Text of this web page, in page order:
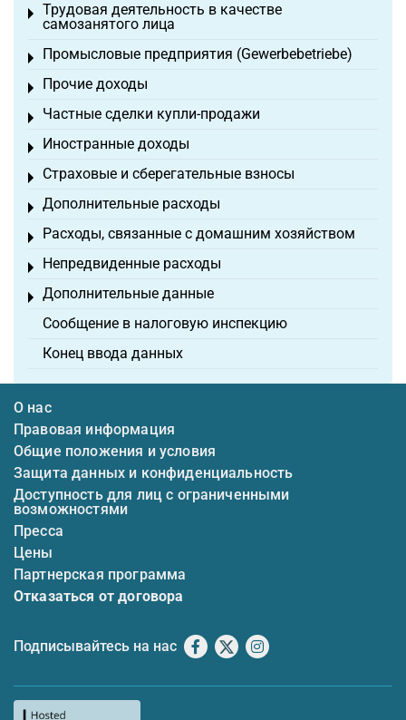
Трудовая деятельность в качестве
самозанятого лица
Toggle menu
Промысловые предприятия (Gewerbebetriebe)
Toggle menu
Прочие доходы
Toggle menu
Частные сделки купли-продажи
Toggle menu
Иностранные доходы
Toggle menu
Страховые и сберегательные взносы
Toggle menu
Дополнительные расходы
Toggle menu
Расходы, связанные с домашним хозяйством
Toggle menu
Непредвиденные расходы
Toggle menu
Дополнительные данные
Toggle menu
Сообщение в налоговую инспекцию
Конец ввода данных
О нас
Правовая информация
Общие положения и условия
Защита данных и конфиденциальность
Доступность для лиц с ограниченными
возможностями
Пресса
Цены
Партнерская программа
Отказаться от договора
Подписывайтесь на нас Facebook
X Instagram